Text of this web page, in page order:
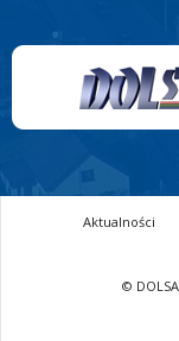
Aktualności
©